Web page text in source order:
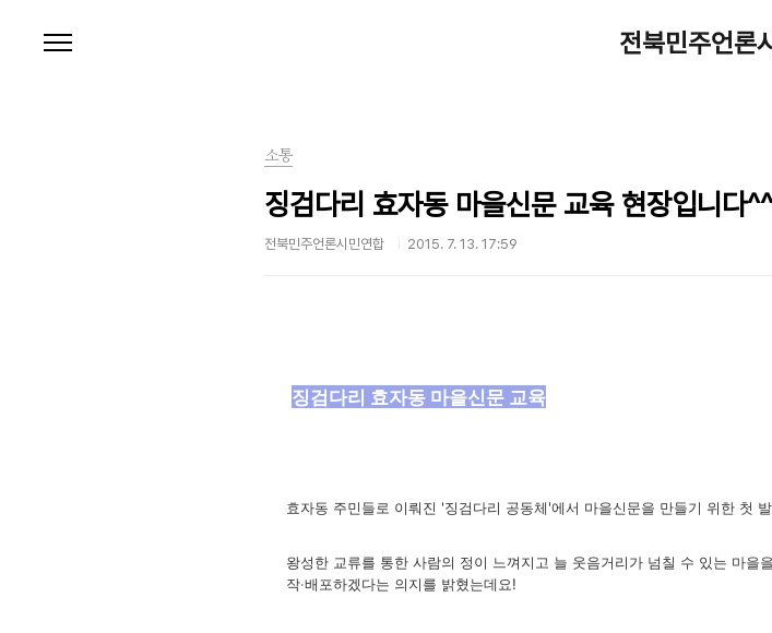
전북민주언론
소통
징검다리 효자동 마을신문 교육 현장입니다^^
전북민주언론시민연합 2015. 7. 13. 17:59
징검다리 효자동 마을신문 교육
효자동 주민들로 이뤄진 '징검다리 공동체'에서 마을신문을 만들기 위한 첫
왕성한 교류를 통한 사람의 정이 느껴지고 늘 웃음거리가 넘칠 수 있는 마을
작‧배포하겠다는 의지를 밝혔는데요!